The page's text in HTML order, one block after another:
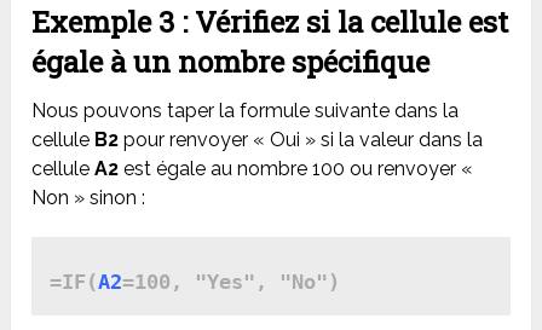
Exemple 3 : Vérifiez si la cellule est
égale à un nombre spécifique
Nous pouvons taper la formule suivante dans la
cellule B2 pour renvoyer « Oui » si la valeur dans la
celluleA2 est égale au nombre 100 ou renvoyer «
Non » sinon :
=IF(A2=100, "Yes", "No")